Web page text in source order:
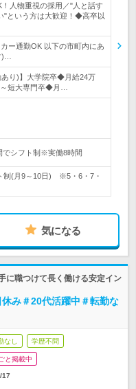
人物重視の採用／"人と話す
"という方は大歓迎！◆高卒以
ー通勤OK 以下の市町内にあ
あり)】大学院卒◆月給24万
短大専門卒◆月…
でシフト制※実働8時間
(月9～10日) ※5・6・7・
気になる
に職つけて長く働ける安定イン
み＃20代活躍中＃転勤な
なし 学歴不問
と掲載中
17